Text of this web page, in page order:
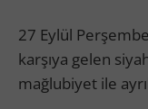
27 Eylül
karşıya gelen
mağlubiyet ile